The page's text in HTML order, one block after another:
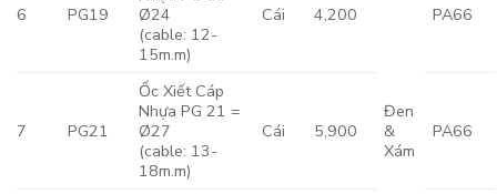
Đen
&
Xám
6 PG19
Ø24
(cable: 12-
15m.m)
Cái 4,200 PA66
7 PG21
Ốc Xiết Cáp
Nhựa PG 21 =
Ø27
(cable: 13-
18m.m)
Cái 5,900 PA66